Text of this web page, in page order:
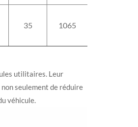
35 1065
utilitaires. Leur
seulement de réduire
véhicule.